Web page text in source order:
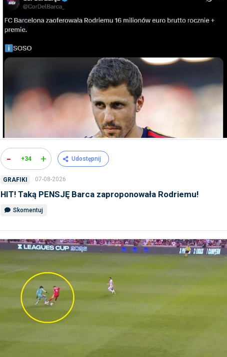
- +34 + Udostępnij
GRAFIKI 07-08-2026
HIT! Taką PENSJĘ Barca zaproponowała Rodriemu!
Skomentuj